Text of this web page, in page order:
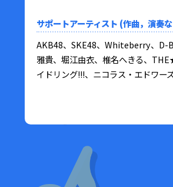
サポートアーティスト (作曲，演奏
AKB48、SKE48、Whiteberry、D-
雅貴、堀江由衣、椎名へきる、
イドリング!!!、ニコラス・エドワー